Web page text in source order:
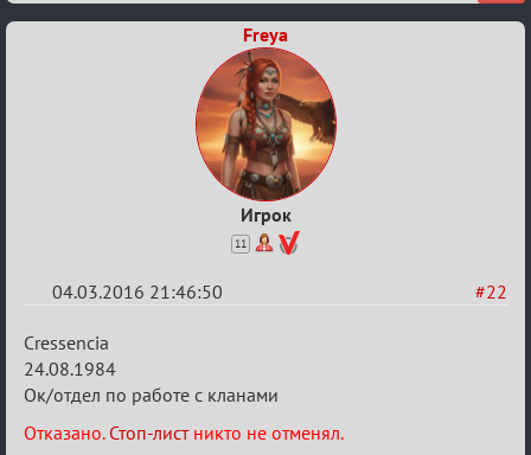
Freya
Игрок
11
#22
04.03.2016 21:46:50
Re:
Заявки
в
Авторитеты²
Cressencia
24.08.1984
Ок/отдел по работе с кланами
Отказано. Стоп-листникто не отменял.